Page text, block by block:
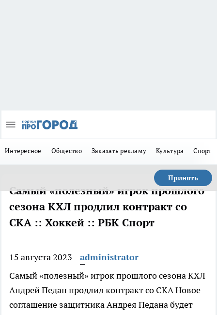
Интересное Общество Заказать рекламу Культура Спорт
Принять
Самый «полезный» игрок прошлого
сезона КХЛ продлил контракт со
СКА :: Хоккей :: РБК Спорт
15 августа 2023
administrator
Самый «полезный» игрок прошлого сезона КХЛ
Андрей Педан продлил контракт со СКАНовое
соглашение защитника Андрея Педана будет